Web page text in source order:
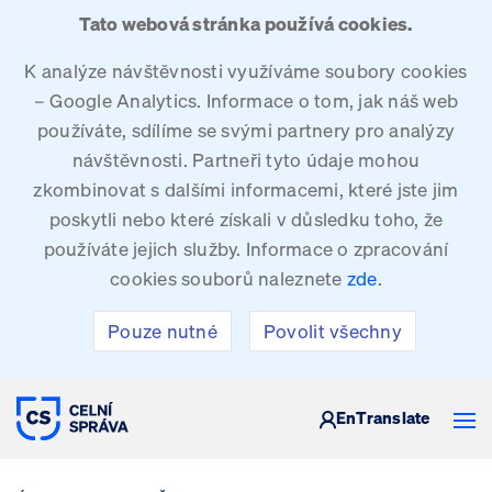
Tato webová stránka používá cookies.
K analýze návštěvnosti využíváme soubory cookies
– Google Analytics. Informace o tom, jak náš web
používáte, sdílíme se svými partnery pro analýzy
návštěvnosti. Partneři tyto údaje mohou
zkombinovat s dalšími informacemi, které jste jim
poskytli nebo které získali v důsledku toho, že
používáte jejich služby. Informace o zpracování
cookies souborů naleznete zde.
Pouze nutné Povolit všechny
CELNÍ SPRÁVA ČESKÉ REPUBLIKY
EnTranslate